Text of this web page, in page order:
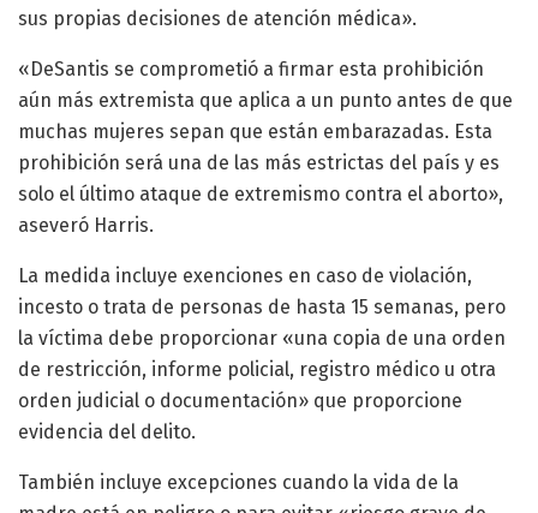
sus propias decisiones de atención médica».
«DeSantis se comprometió a firmar esta prohibición
aún más extremista que aplica a un punto antes de que
muchas mujeres sepan que están embarazadas. Esta
prohibición será una de las más estrictas del país y es
solo el último ataque de extremismo contra el aborto»,
aseveró Harris.
La medida incluye exenciones en caso de violación,
incesto o trata de personas de hasta 15 semanas, pero
la víctima debe proporcionar «una copia de una orden
de restricción, informe policial, registro médico u otra
orden judicial o documentación» que proporcione
evidencia del delito.
También incluye excepciones cuando la vida de la